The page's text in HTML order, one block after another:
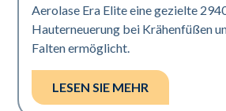
Aerolase Era Elite eine gezielte
Hauterneuerung bei Krähenfüßen
Falten ermöglicht.
LESEN SIE MEHR